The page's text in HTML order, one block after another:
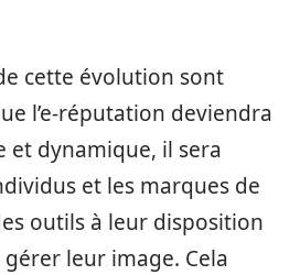
cette évolution sont
l’e-réputation deviendra
et dynamique, il sera
et les marques de
outils à leur disposition
leur image. Cela